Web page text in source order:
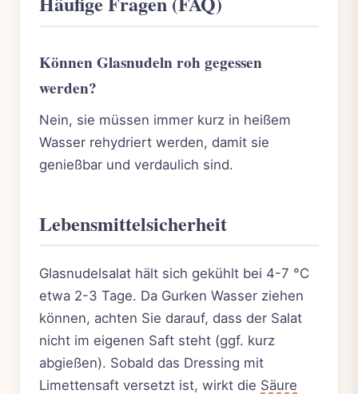
Können Glasnudeln roh gegessen
werden?
Nein, sie müssen immer kurz in heißem
Wasser rehydriert werden, damit sie
genießbar und verdaulich sind.
Lebensmittelsicherheit
Glasnudelsalat hält sich gekühlt bei 4-7 °C
etwa 2-3 Tage. Da Gurken Wasser ziehen
können, achten Sie darauf, dass der Salat
nicht im eigenen Saft steht (ggf. kurz
abgießen). Sobald das Dressing mit
Limettensaft versetzt ist, wirkt die Säure